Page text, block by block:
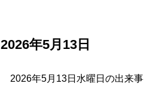
2026年5月13日
2026年5月13日水曜日の出来事